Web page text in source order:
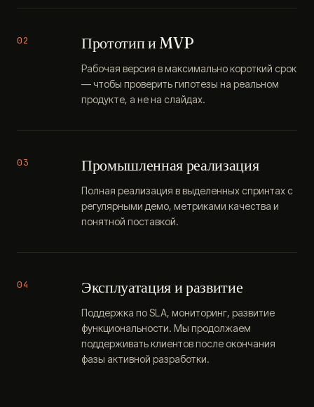
02 Прототип и MVP
Рабочая версия в максимально короткий срок
— чтобы проверить гипотезы на реальном
продукте, а не на слайдах.
03 Промышленная реализация
Полная реализация в выделенных спринтах с
регулярными демо, метриками качества и
понятной поставкой.
04 Эксплуатация и развитие
Поддержка по SLA, мониторинг, развитие
функциональности. Мы продолжаем
поддерживать клиентов после окончания
фазы активной разработки.